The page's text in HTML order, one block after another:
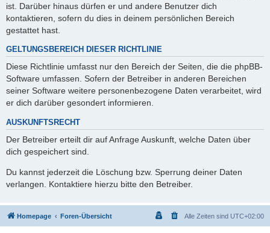
ist. Darüber hinaus dürfen er und andere Benutzer dich
kontaktieren, sofern du dies in deinem persönlichen Bereich
gestattet hast.
GELTUNGSBEREICH DIESER RICHTLINIE
Diese Richtlinie umfasst nur den Bereich der Seiten, die die phpBB-
Software umfassen. Sofern der Betreiber in anderen Bereichen
seiner Software weitere personenbezogene Daten verarbeitet, wird
er dich darüber gesondert informieren.
AUSKUNFTSRECHT
Der Betreiber erteilt dir auf Anfrage Auskunft, welche Daten über
dich gespeichert sind.
Du kannst jederzeit die Löschung bzw. Sperrung deiner Daten
verlangen. Kontaktiere hierzu bitte den Betreiber.
Homepage Foren-Übersicht Alle Zeiten sind UTC+02:00